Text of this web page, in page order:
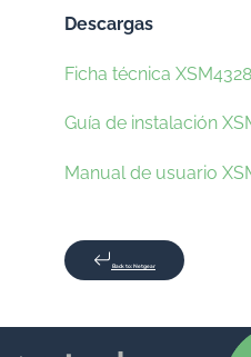
Descargas
Ficha técnica
Guía de instalación
Manual de usuario
Back to: Netgear